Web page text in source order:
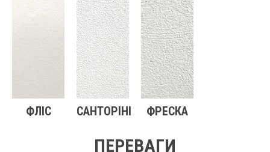
ФЛІС САНТОРІНІ ФРЕСКА
ПЕРЕВАГИ